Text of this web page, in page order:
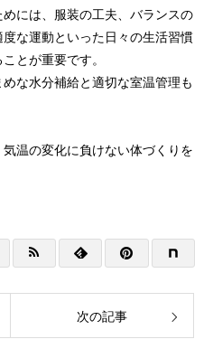
には、服装の工夫、バランスの
な運動といった日々の生活習慣
とが重要です。
な水分補給と適切な室温管理も
温の変化に負けない体づくりを
次の記事